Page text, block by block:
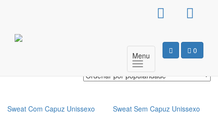
0
Menu
Sweats
Sweat Com Capuz Unissexo Sweat Sem Capuz Unissexo